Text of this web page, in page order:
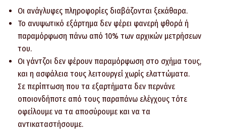
Οι ανάγλυφες πληροφορίες διαβάζονται ξεκάθαρα.
Το ανυψωτικό εξάρτημα δεν φέρει φανερή φθορά ή
παραμόρφωση πάνω από 10% των αρχικών μετρήσεων
του.
Οι γάντζοι δεν φέρουν παραμόρφωση στο σχήμα τους,
και η ασφάλεια τους λειτουργεί χωρίς ελαττώματα.
Σε περίπτωση που τα εξαρτήματα δεν περνάνε
οποιονδήποτε από τους παραπάνω ελέγχους τότε
οφείλουμε να τα αποσύρουμε και να τα
αντικαταστήσουμε.